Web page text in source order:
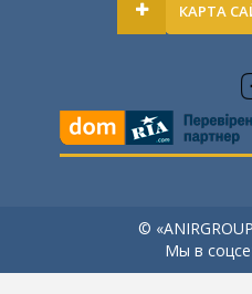
КАРТА
©
Мы в